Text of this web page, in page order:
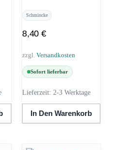
Schmincke
8,40€
zzgl. Versandkosten
Sofort lieferbar
Lieferzeit: 2-3 Werktage
In Den Warenkorb